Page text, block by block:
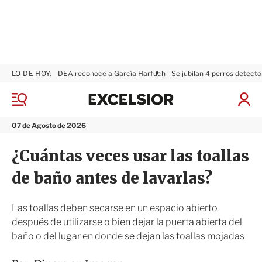
M
n
07 de Agosto de 2026
LO DE HOY: DEA reconoce a García Harfuch Se jubilan 4 perros
I
a
n
x
s
i
r
¿Cuántas veces usar las toallas
de baño antes de lavarlas?
Las toallas deben secarse en un espacio abierto
después de utilizarse o bien dejar la puerta abierta del
baño o del lugar en donde se dejan las toallas mojadas